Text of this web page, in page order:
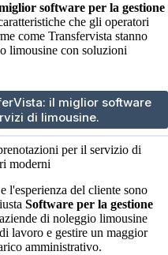
software per la gestione
che gli operatori
come Transfervista stanno
limousine con soluzioni
il miglior software
di limousine.
per il servizio di
moderni
l'esperienza del cliente sono
Software per la gestione
di noleggio limousine
lavoro e gestire un maggior
amministrativo.